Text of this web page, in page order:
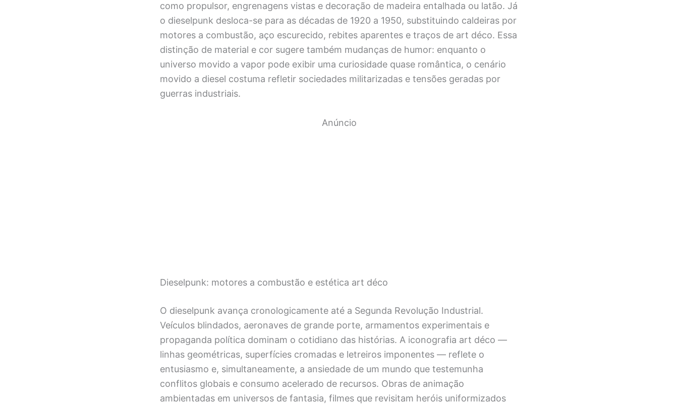
como propulsor, engrenagens vistas e decoração de madeira entalhada ou latão. Já
o dieselpunk desloca-se para as décadas de 1920 a 1950, substituindo caldeiras por
motores a combustão, aço escurecido, rebites aparentes e traços de art déco. Essa
distinção de material e cor sugere também mudanças de humor: enquanto o
universo movido a vapor pode exibir uma curiosidade quase romântica, o cenário
movido a diesel costuma refletir sociedades militarizadas e tensões geradas por
guerras industriais.
Anúncio
Dieselpunk: motores a combustão e estética art déco
O dieselpunk avança cronologicamente até a Segunda Revolução Industrial.
Veículos blindados, aeronaves de grande porte, armamentos experimentais e
propaganda política dominam o cotidiano das histórias. A iconografia art déco —
linhas geométricas, superfícies cromadas e letreiros imponentes — reflete o
entusiasmo e, simultaneamente, a ansiedade de um mundo que testemunha
conflitos globais e consumo acelerado de recursos. Obras de animação
ambientadas em universos de fantasia, filmes que revisitam heróis uniformizados